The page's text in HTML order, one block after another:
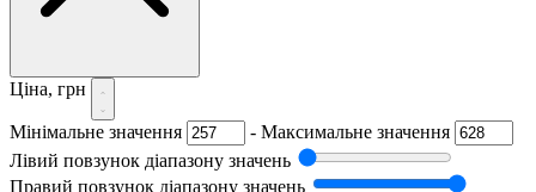
Ціна, грн
Мінімальне значення - Максимальне значення
Лівий повзунок діапазону значень
Правий повзунок діапазону значень